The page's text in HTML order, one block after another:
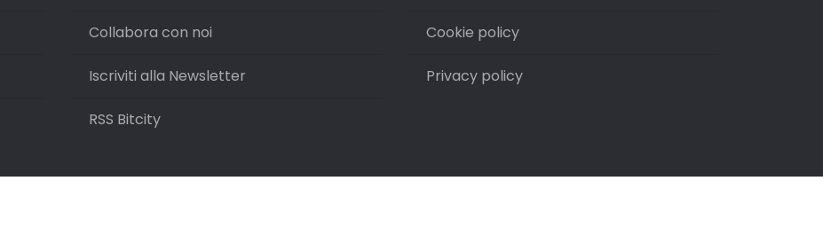
Collabora con noi
Iscriviti alla Newsletter
RSS Bitcity
Cookie policy
Privacy policy